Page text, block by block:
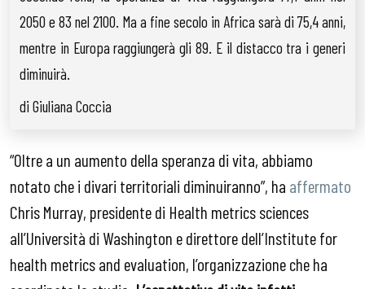
2050 e 83 nel 2100. Ma a fine secolo in Africa sarà di 75,4 anni,
mentre in Europa raggiungerà gli 89. E il distacco tra i generi
diminuirà.
di Giuliana Coccia
“Oltre a un aumento della speranza di vita, abbiamo
notato che i divari territoriali diminuiranno”, ha affermato
Chris Murray, presidente di Health metrics sciences
all’Università di Washington e direttore dell’Institute for
health metrics and evaluation, l’organizzazione che ha